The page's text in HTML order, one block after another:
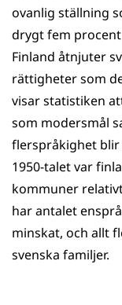
ovanlig ställning
drygt fem
Finland åtnjuter
rättigheter som
visar statistiken
som modersmål
flerspråkighet blir
1950-talet var
kommuner
har antalet
minskat, och allt
svenska